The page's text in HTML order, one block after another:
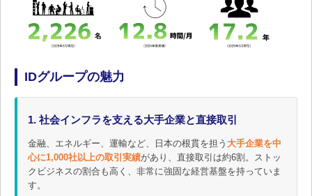
IDグループの魅力
1. 社会インフラを支える大手企業と直接取引
金融、エネルギー、運輸など、日本の根貫を担う 大手企業を中
心に1,000社以上の取引実績があり、直接取引は約6割。ストッ
クビジネスの割合も高く、非常に強固な経営基盤を持っていま
す。